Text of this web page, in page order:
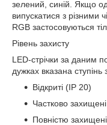
зелений, синій. Якщо
випускатися з різними
RGB застосовуються
Рівень захисту
LED-стрічки за даним
дужках вказана ступінь
Відкриті (IP 20)
Частково
Повністю